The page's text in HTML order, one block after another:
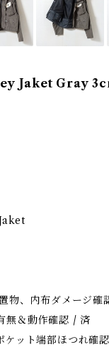
Jaket Gray
物、内布ダメージ確
無＆動作確認 / 済
ケット端部ほつれ確